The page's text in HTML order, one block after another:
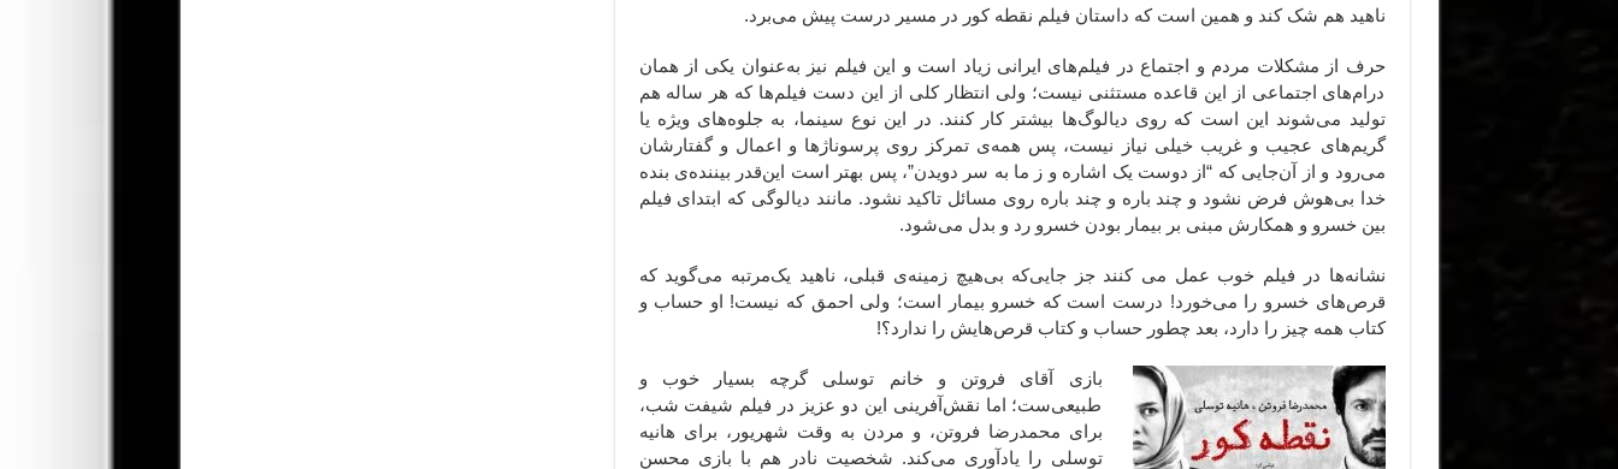
ناهید هم شک کند و همین است که داستان فیلم نقطه کور در مسیر درست پیش می‌برد.
حرف از مشکلات مردم و اجتماع در فیلم‌‌های ایرانی زیاد است و این فیلم نیز به‌عنوان یکی از همان
درام‌‌های اجتماعی از این قاعده مستثنی نیست؛ ولی انتظار کلی از این دست فیلم‌ها که هر ساله هم
تولید می‌شوند این است که روی دیالوگ‌ها بیشتر کار کنند. در این نوع سینما، به جلوه‌های ویژه یا
گریم‌های عجیب و غریب خیلی نیاز نیست، پس همه‌ی تمرکز روی پرسوناژها و اعمال و گفتارشان
می‌رود و از آن‌جایی که “از دوست یک اشاره و ز ما به سر دویدن”، پس بهتر است این‌قدر بیننده‌ی بنده
خدا بی‌هوش فرض نشود و چند باره و چند باره روی مسائل تاکید نشود. مانند دیالوگی که ابتدای فیلم
بین خسرو و همکارش مبنی بر بیمار بودن خسرو رد و بدل می‌شود.
نشانه‌ها در فیلم خوب عمل می کنند جز جایی‌که بی‌هیچ زمینه‌ی قبلی، ناهید یک‌مرتبه می‌گوید که
قرص‌های خسرو را می‌خورد! درست است که خسرو بیمار است؛ ولی احمق که نیست! او حساب و
کتاب همه چیز را دارد، بعد چطور حساب و کتاب قرص‌هایش را ندارد؟!
بازی آقای فروتن و خانم توسلی گرچه بسیار خوب و
طبیعی‌ست؛ اما نقش‌آفرینی این دو عزیز در فیلم شیفت شب،
برای محمدرضا فروتن، و مردن به وقت شهریور، برای هانیه
توسلی را یادآوری می‌کند. شخصیت نادر هم با بازی محسن